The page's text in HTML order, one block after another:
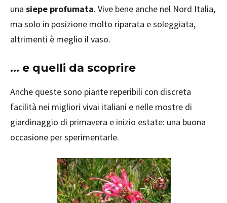
una siepe profumata. Vive bene anche nel Nord Italia,
ma solo in posizione molto riparata e soleggiata,
altrimenti è meglio il vaso.
... e quelli da scoprire
Anche queste sono piante reperibili con discreta
facilità nei migliori vivai italiani e nelle mostre di
giardinaggio di primavera e inizio estate: una buona
occasione per sperimentarle.